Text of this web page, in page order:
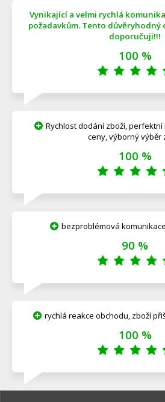
Vynikající a velmi rychlá
požadavkům. Tento důvěryhodný
doporučuji!!!
100 %
Rychlost dodání zboží,
ceny, výborný výběr
100 %
bezproblémová
90 %
rychlá reakce obchodu, zboží
100 %